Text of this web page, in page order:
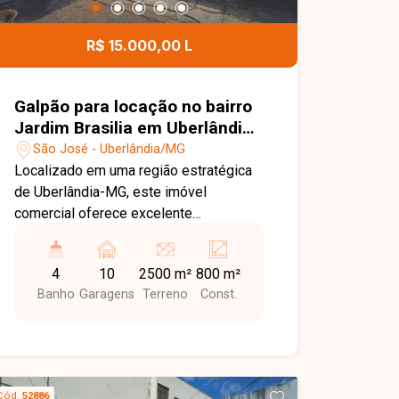
R$ 15.000,00 L
Galpão para locação no bairro
Jardim Brasilia em Uberlândia
mgSão José - Uberlândia/MG
Localizado em uma região estratégica
de Uberlândia-MG, este imóvel
comercial oferece excelente
vias da cidade e grande potencial para
empresas que necessitam de amplo
espaço operacional. A posição
atendimento às mais diversas
4
Banho
10
Garagens
2500 m²
Terreno
800 m²
Const.
52886